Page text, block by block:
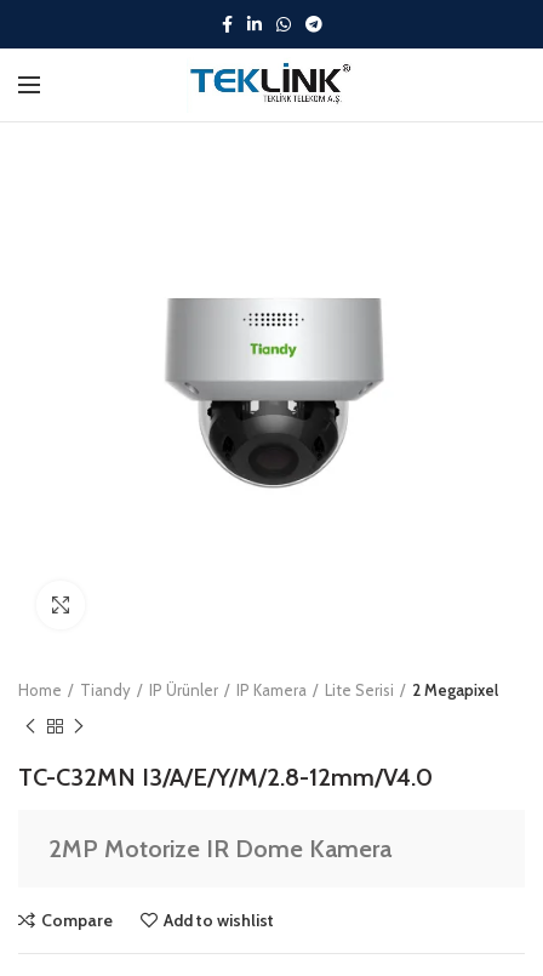
Home Tiandy IP Ürünler IP Kamera Lite Serisi 2 Megapixel
TC-C32MN I3/A/E/Y/M/2.8-12mm/V4.0
2MP Motorize IR Dome Kamera
Compare Add to wishlist